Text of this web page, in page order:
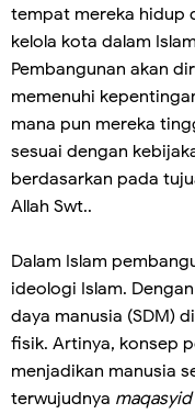
tempat mereka hidup
kelola kota dalam
Pembangunan akan
memenuhi
mana pun mereka
sesuai dengan
berdasarkan pada
Allah Swt..
Dalam Islam
ideologi Islam.
daya manusia (SDM)
fisik. Artinya, konsep
menjadikan manusia
terwujudnya